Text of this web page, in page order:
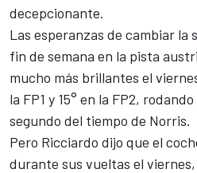
decepcionante.
Las esperanzas de cambiar la
fin de semana en la pista
mucho más brillantes el
la FP1 y 15° en la FP2,
segundo del tiempo de Norris.
Pero Ricciardo dijo que el
durante sus vueltas el